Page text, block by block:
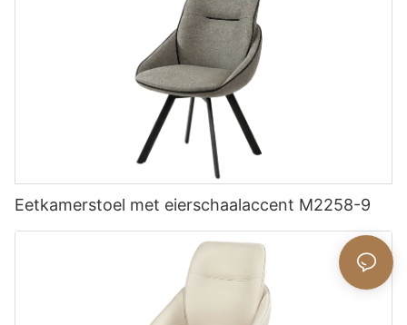
Eetkamerstoel met eierschaalaccent M2258-9